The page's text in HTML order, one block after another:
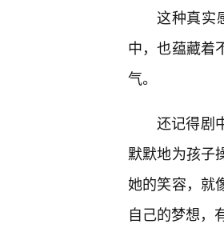
这种真实
中，也蕴藏着
气。
还记得剧
默默地为孩子
她的笑容，就
自己的梦想，